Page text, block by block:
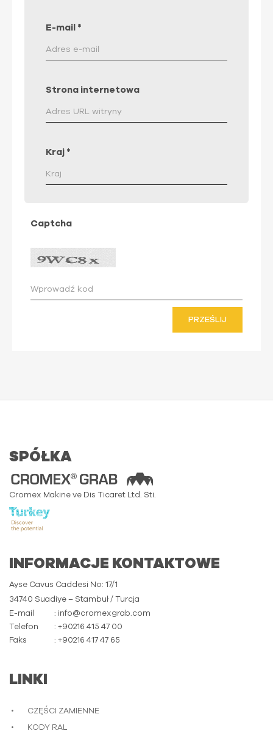
E-mail *
Strona internetowa
Kraj *
Captcha
PRZEŚLIJ
SPÓŁKA
Cromex Makine ve Dis Ticaret Ltd. Sti.
INFORMACJE KONTAKTOWE
Ayse Cavus Caddesi No: 17/1
34740 Suadiye – Stambuł / Turcja
E-mail
: info@cromexgrab.com
Telefon
: +90216 415 47 00
Faks
: +90216 417 47 65
LINKI
CZĘŚCI ZAMIENNE
KODY RAL